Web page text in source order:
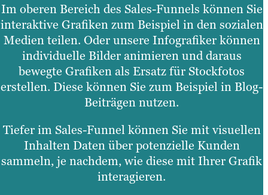
Im oberen Bereich des Sales-Funnels können Sie
interaktive Grafiken zum Beispiel in den sozialen
Medien teilen. Oder unsere Infografiker können
individuelle Bilder animieren und daraus
bewegte Grafiken als Ersatz für Stockfotos
erstellen. Diese können Sie zum Beispiel in Blog-
Beiträgen nutzen.
Tiefer im Sales-Funnel können Sie mit visuellen
Inhalten Daten über potenzielle Kunden
sammeln, je nachdem, wie diese mit Ihrer Grafik
interagieren.